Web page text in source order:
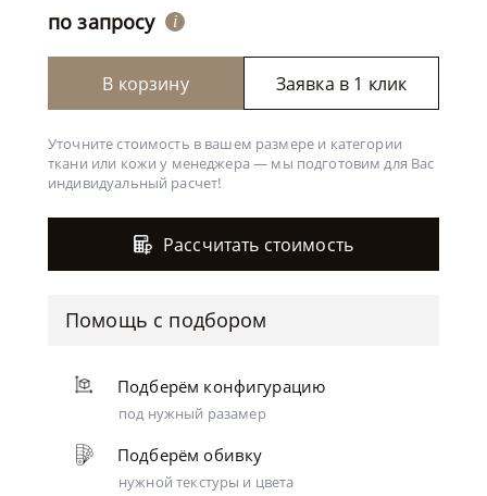
по запросу i
В корзину Заявка в 1 клик
Уточните стоимость в вашем размере и категории
ткани или кожи у менеджера — мы подготовим для Вас
индивидуальный расчет!
Рассчитать стоимость
Помощь с подбором
Подберём конфигурацию
под нужный разамер
Подберём обивку
нужной текстуры и цвета